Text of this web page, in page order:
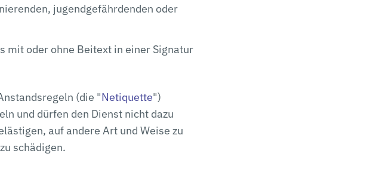
jugendgefährdenden oder
mit oder ohne Beitext in einer Signatur
(die "Netiquette")
und dürfen den Dienst nicht dazu
auf andere Art und Weise zu
schädigen.